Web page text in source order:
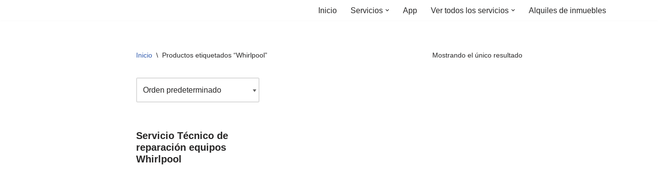
Inicio Servicios App Ver todos los servicios Alquiles de inmuebles
Inicio \ Productos etiquetados “Whirlpool” Mostrando el único resultado
Servicio Técnico de
reparación equipos
Whirlpool